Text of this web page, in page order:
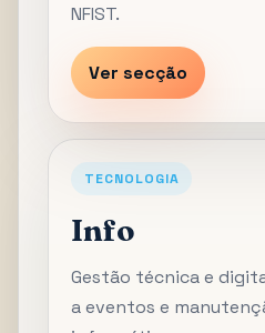
NFIST.
Ver secção
TECNOLOGIA
Info
Gestão técnica e
a eventos e